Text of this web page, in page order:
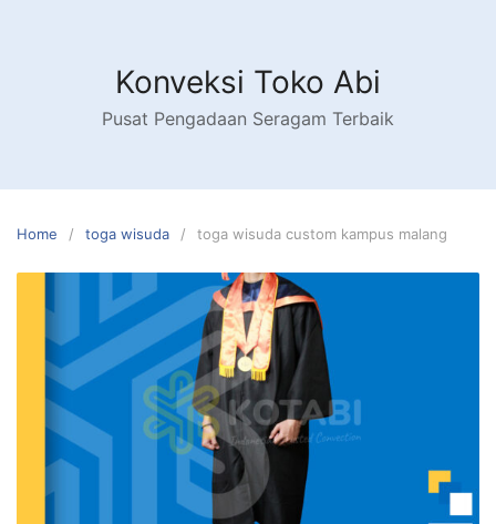
Konveksi Toko Abi
Pusat Pengadaan Seragam Terbaik
Home toga wisuda toga wisuda custom kampus malang